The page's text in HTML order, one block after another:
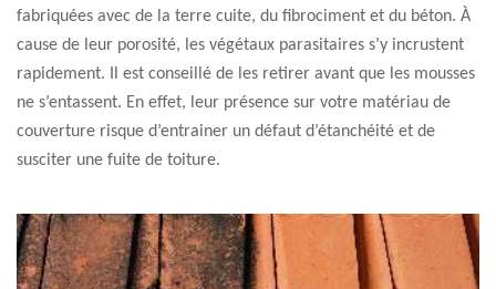
fabriquées avec de la terre cuite, du fibrociment et du béton. À
cause de leur porosité, les végétaux parasitaires s’y incrustent
rapidement. Il est conseillé de les retirer avant que les mousses
ne s’entassent. En effet, leur présence sur votre matériau de
couverture risque d’entrainer un défaut d’étanchéité et de
susciter une fuite de toiture.